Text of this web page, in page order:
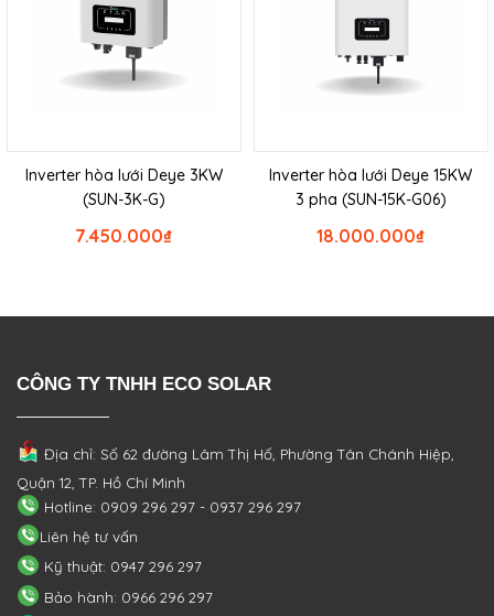
Inverter hòa lưới Deye 3KW
(SUN-3K-G)
₫
7.450.000
Inverter hòa lưới Deye 15KW
3 pha (SUN-15K-G06)
₫
18.000.000
CÔNG TY TNHH ECO SOLAR
Địa chỉ: Số 62 đường Lâm Thị Hố, PhườngTân Chánh Hiệp,
Quận 12, TP. Hồ Chí Minh
Hotline: 0909 296 297 - 0937 296 297
Liên hệ tư vấn
Kỹ thuật: 0947 296 297
Bảo hành: 0966 296 297